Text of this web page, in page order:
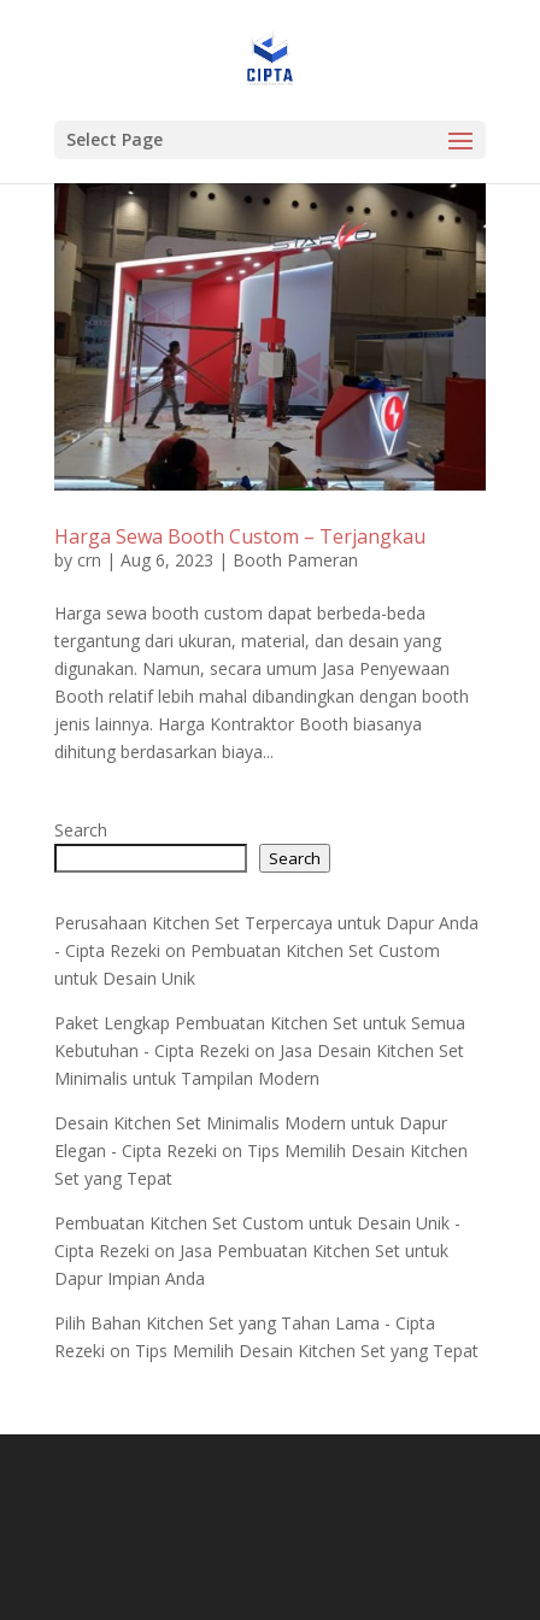
Select Page
Harga Sewa Booth Custom – Terjangkau
by crn | Aug 6, 2023 | Booth Pameran
Harga sewa booth custom dapat berbeda-beda
tergantung dari ukuran, material, dan desain yang
digunakan. Namun, secara umum Jasa Penyewaan
Booth relatif lebih mahal dibandingkan dengan booth
jenis lainnya. Harga Kontraktor Booth biasanya
dihitung berdasarkan biaya...
Search
Search
Perusahaan Kitchen Set Terpercaya untuk Dapur Anda
- Cipta Rezeki on Pembuatan Kitchen Set Custom
untuk Desain Unik
Paket Lengkap Pembuatan Kitchen Set untuk Semua
Kebutuhan - Cipta Rezeki on Jasa Desain Kitchen Set
Minimalis untuk Tampilan Modern
Desain Kitchen Set Minimalis Modern untuk Dapur
Elegan - Cipta Rezeki on Tips Memilih Desain Kitchen
Set yang Tepat
Pembuatan Kitchen Set Custom untuk Desain Unik -
Cipta Rezeki on Jasa Pembuatan Kitchen Set untuk
Dapur Impian Anda
Pilih Bahan Kitchen Set yang Tahan Lama - Cipta
Rezeki on Tips Memilih Desain Kitchen Set yang Tepat